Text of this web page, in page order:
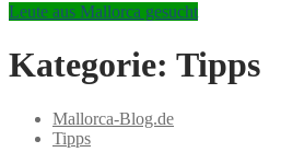
Leute aus Mallorca gesucht
Kategorie: Tipps
Mallorca-Blog.de
Tipps